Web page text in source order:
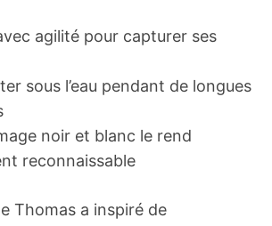
agilité pour capturer ses
sous l’eau pendant de longues
noir et blanc le rend
reconnaissable
Thomas a inspiré de